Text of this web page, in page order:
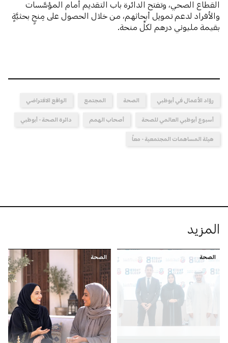
القطاع الصحي، وتفتح الدائرة باب التقديم أمام المؤسَّسات
والأفراد لدعم تمويل أبحاثهم، من خلال الحصول على مِنحٍ بحثيَّةٍ
بقيمة مليوني درهم لكلِّ منحة.
روّاد الأعمال في أبوظبي الصحة المجتمع الواقع الافتراضي
أسبوع أبوظبي العالمي للصحة أصحاب الهمم دائرة الصحة - أبوظبي
هيئة المساهمات المجتمعية - معاً
المزيد
الصحة الصحة